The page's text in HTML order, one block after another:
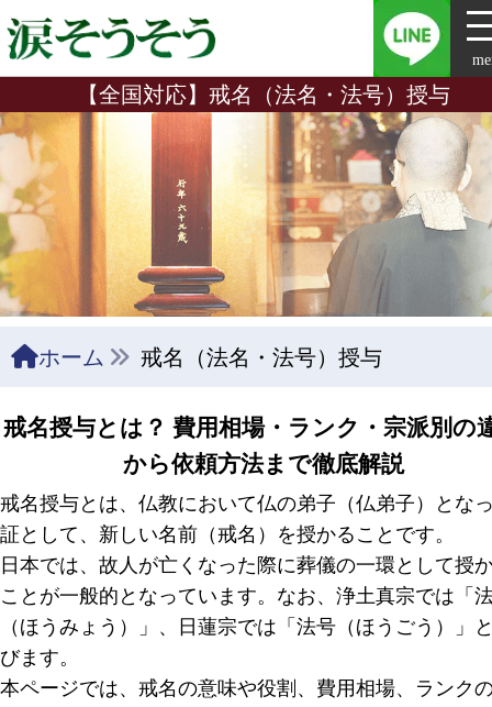
【全国対応】戒名（法名・法号）授与
ホーム 戒名（法名・法号）授与
戒名授与とは？ 費用相場・ランク・宗派別の
から依頼方法まで徹底解説
戒名授与とは、仏教において仏の弟子（仏弟子）とな
証として、新しい名前（戒名）を授かることです。
日本では、故人が亡くなった際に葬儀の一環として授
ことが一般的となっています。なお、浄土真宗では「
（ほうみょう）」、日蓮宗では「法号（ほうごう）」
びます。
本ページでは、戒名の意味や役割、費用相場、ランク